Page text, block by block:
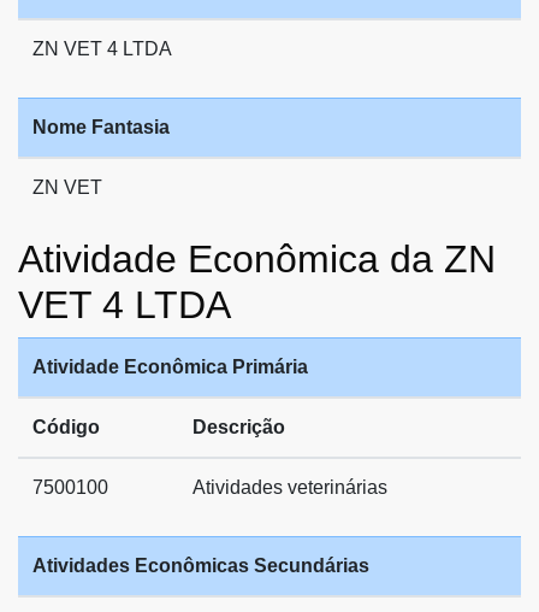
ZN VET 4 LTDA
Nome Fantasia
ZN VET
Atividade Econômica da ZN
VET 4 LTDA
Atividade Econômica Primária
Código Descrição
7500100 Atividades veterinárias
Atividades Econômicas Secundárias